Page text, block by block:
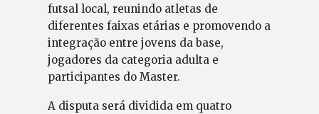
futsal local, reunindo atletas de
diferentes faixas etárias e promovendo a
integração entre jovens da base,
jogadores da categoria adulta e
participantes do Master.
A disputa será dividida em quatro